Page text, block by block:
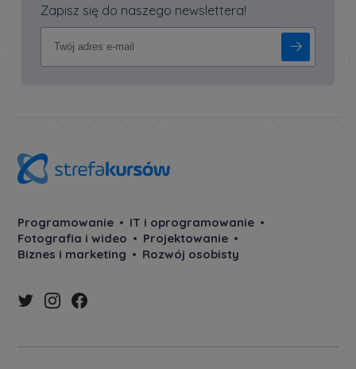
Zapisz się do naszego newslettera!
Programowanie
IT i oprogramowanie
Fotografia i wideo
Projektowanie
Biznes i marketing
Rozwój osobisty